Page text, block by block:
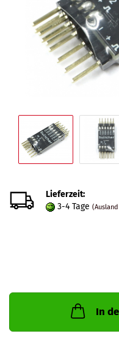
Lieferzeit:
3-4 Tage
In